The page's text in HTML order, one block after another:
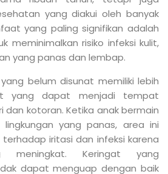
yang diakui oleh banyak
yang paling signifikan adalah
meminimalkan risiko infeksi kulit,
yang panas dan lembap.
belum disunat memiliki lebih
yang dapat menjadi tempat
dan kotoran. Ketika anak bermain
yang panas, area ini
iritasi dan infeksi karena
meningkat. Keringat yang
dapat menguap dengan baik